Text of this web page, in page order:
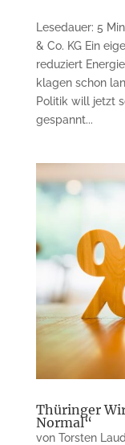
Lesedauer: 5
& Co. KG Ein
reduziert
klagen schon
Politik will jetzt
gespannt...
Thüringer
Normal“
von Torsten